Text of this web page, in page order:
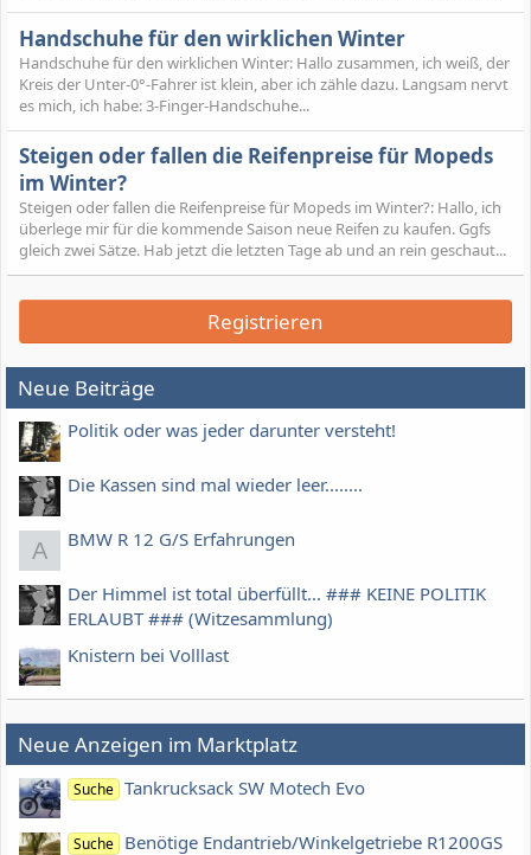
Handschuhe für den wirklichen Winter
Handschuhe für den wirklichen Winter: Hallo zusammen, ich weiß, der
Kreis der Unter-0°-Fahrer ist klein, aber ich zähle dazu. Langsam nervt
es mich, ich habe: 3-Finger-Handschuhe...
Steigen oder fallen die Reifenpreise für Mopeds
im Winter?
Steigen oder fallen die Reifenpreise für Mopeds im Winter?: Hallo, ich
überlege mir für die kommende Saison neue Reifen zu kaufen. Ggfs
gleich zwei Sätze. Hab jetzt die letzten Tage ab und an rein geschaut...
Registrieren
Neue Beiträge
Politik oder was jeder darunter versteht!
Die Kassen sind mal wieder leer........
A BMW R 12 G/S Erfahrungen
Der Himmel ist total überfüllt... ### KEINE POLITIK
ERLAUBT ### (Witzesammlung)
Knistern bei Volllast
Neue Anzeigen im Marktplatz
Suche Tankrucksack SW Motech Evo
Suche Benötige Endantrieb/Winkelgetriebe R1200GS